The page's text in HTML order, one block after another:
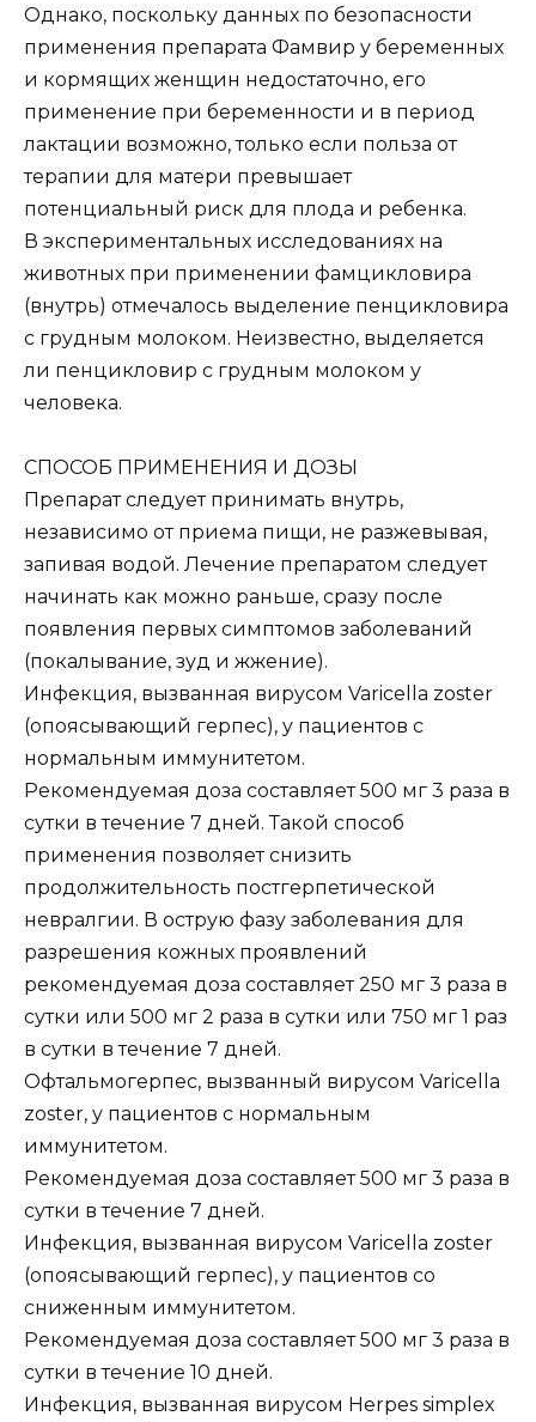
Однако, поскольку данных по безопасности
применения препарата Фамвир у беременных
и кормящих женщин недостаточно, его
применение при беременности и в период
лактации возможно, только если польза от
терапии для матери превышает
потенциальный риск для плода и ребенка.
В экспериментальных исследованиях на
животных при применении фамцикловира
(внутрь) отмечалось выделение пенцикловира
с грудным молоком. Неизвестно, выделяется
ли пенцикловир с грудным молоком у
человека.
СПОСОБ ПРИМЕНЕНИЯ И ДОЗЫ
Препарат следует принимать внутрь,
независимо от приема пищи, не разжевывая,
запивая водой. Лечение препаратом следует
начинать как можно раньше, сразу после
появления первых симптомов заболеваний
(покалывание, зуд и жжение).
Инфекция, вызванная вирусом Varicella zoster
(опоясывающий герпес), у пациентов с
нормальным иммунитетом.
Рекомендуемая доза составляет 500 мг 3 раза в
сутки в течение 7 дней. Такой способ
применения позволяет снизить
продолжительность постгерпетической
невралгии. В острую фазу заболевания для
разрешения кожных проявлений
рекомендуемая доза составляет 250 мг 3 раза в
сутки или 500 мг 2 раза в сутки или 750 мг 1 раз
в сутки в течение 7 дней.
Офтальмогерпес, вызванный вирусом Varicella
zoster, у пациентов с нормальным
иммунитетом.
Рекомендуемая доза составляет 500 мг 3 раза в
сутки в течение 7 дней.
Инфекция, вызванная вирусом Varicella zoster
(опоясывающий герпес), у пациентов со
сниженным иммунитетом.
Рекомендуемая доза составляет 500 мг 3 раза в
сутки в течение 10 дней.
Инфекция, вызванная вирусом Herpes simplex